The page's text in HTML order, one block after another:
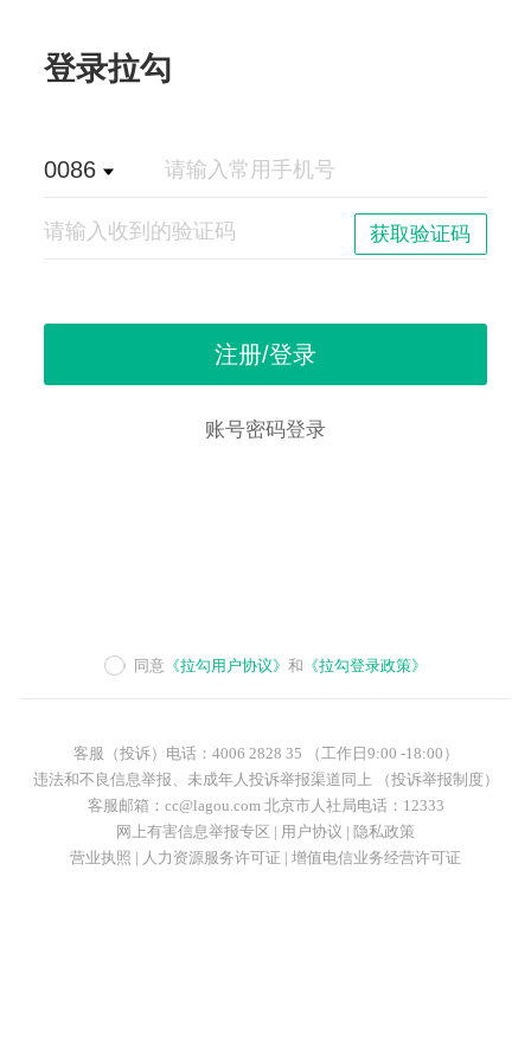
登录拉勾
0086
账号密码登录
同意 《拉勾用户协议》和 《拉勾登录政策》
客服（投诉）电话：4006 2828 35 （工作日9:00 -18:00）
违法和不良信息举报、未成年人投诉举报渠道同上 （投诉举报制度）
客服邮箱：cc@lagou.com 北京市人社局电话：12333
网上有害信息举报专区 | 用户协议 | 隐私政策
营业执照 | 人力资源服务许可证 | 增值电信业务经营许可证